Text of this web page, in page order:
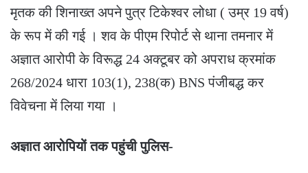
मृतक की शिनाख्त अपने पुत्र टिकेश्वर लोधा ( उम्र 19 वर्ष)
के रूप में की गई । शव के पीएम रिपोर्ट से थाना तमनार में
अज्ञात आरोपी के विरूद्ध 24 अक्टूबर को अपराध क्रमांक
268/2024 धारा 103(1), 238(क) BNS पंजीबद्ध कर
विवेचना में लिया गया ।
अज्ञात आरोपियों तक पहुंची पुलिस-